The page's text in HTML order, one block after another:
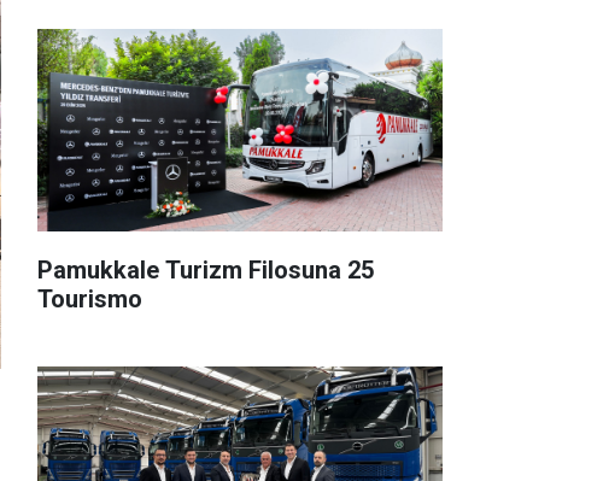
Pamukkale Turizm Filosuna 25
Tourismo